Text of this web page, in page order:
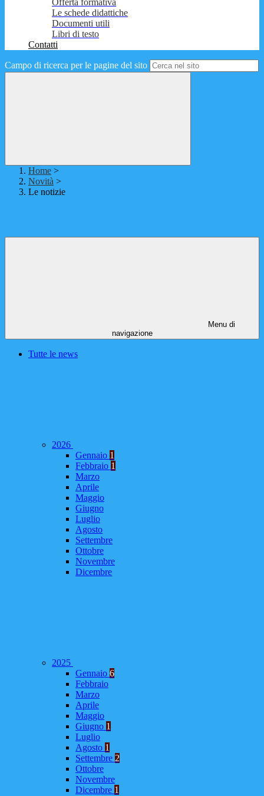
Offerta formativa
Le schede didattiche
Documenti utili
Libri di testo
Contatti
Campo di ricerca per le pagine del sito
Home >
Novità >
Le notizie
Menu di
navigazione
Tutte le news
2026
Gennaio 1
Febbraio 1
Marzo
Aprile
Maggio
Giugno
Luglio
Agosto
Settembre
Ottobre
Novembre
Dicembre
2025
Gennaio 6
Febbraio
Marzo
Aprile
Maggio
Giugno 1
Luglio
Agosto 1
Settembre 2
Ottobre
Novembre
Dicembre 1